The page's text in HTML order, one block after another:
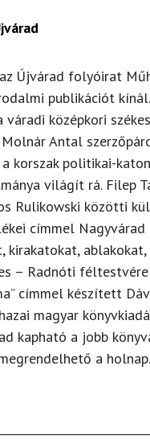
Újvárad folyóirat
publikációt
középkori
Antal
korszak politikai-
világít rá. Filep
Rulikowski közötti
címmel
kirakatokat,
– Radnóti
címmel készített
magyar
kapható a jobb
a